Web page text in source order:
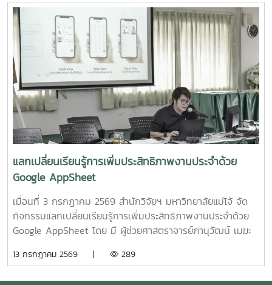
คลินิกของผลิตภัณฑ์มูลค่าเพิ่มจากส่วนเหลือใช้การแปรรูปปลา
ลูกผสมบึกสยามแม่โจ้" โดย รองศาสตราจารย์ ดร.ดวงพร อมร
เลิศพิศาล หัวหน้าโครงการ4.โครงการ "การขยายสเกลการผลิต
สารเสริมโปรตีนปลาไฮโดรไลเสตสำหรับเป็นสารเสริมกระตุ้นการ
กินในสัตว์เลี้ยง ระดับกึ่งอุตสาหกรรม" โดย รองศาสตราจารย์
ดร.ดวงพร อมรเลิศพิศาล หัวหน้าโครงการ5.โครงการ "การ
ทดสอบทางคลินิกของผลิตภัณฑ์โพรไบโอติกต่อภาวะซึมเศร้า
หลังคลอดและสุขภาพลำไส้ในมารดาหลังคลอด" โดย รอง
ศาสตราจารย์ ดร.ดวงพร อมรเลิศพิศาล หัวหน้า
โครงการ6.โครงการ "เทคโนโลยีการอุ่นน้ำในระบบเพาะฟักพันธุ์
ปลาด้วยระบบผลิตน้ำร้อนและไฟฟ้าพลังงานแสงอาทิตย์ร่วมกับ
ปั๊มความร้อนอัจฉริยะเพื่อเพิ่มศักยภาพการผลิตพันธุ์ปลาเชิง
พาณิชย์" โดย ผู้ช่วยศาสตราจารย์ ดร.สราวุธ พลวงษ์ศรี หัวหน้า
โครงการ
PGS?.... ซึ่งได้ลงมติให้จัดตั้งกลุ่มในนาม? #กลุ่มอินทนินแม่
โจ้PGS? โดยมีศูนย์เกษตรอินทรีย์ฯเป็นพี่เลี้ยงกลุ่ม? และในที่
ประชุมมีมติเป็นเอกฉันท์ให้ผศ.ดร.ทองเลียน? บัวจูม? เป็น
ประธานกลุ่ม?ฯ? และน.ส.สุนันทา? ศรีรัตนา? เป็นผู้ประสานงาน?
กลุ่มฯ
แลกเปลี่ยนเรียนรู้การเพิ่มประสิทธิภาพงานประจำด้วย
Google AppSheet
เมื่อนที่ 3 กรกฏาคม 2569 สำนักวิจัยฯ มหาวิทยาลัยแม่โจ้ จัด
กิจกรรมแลกเปลี่ยนเรียนรู้การเพิ่มประสิทธิภาพงานประจำด้วย
Google AppSheet โดย มี ผู้ช่วยศาสตราจารย์ภานุวัฒน์ เมฆะ
พร้อมทั้งเป็นวิทยากร และแลกเปลี่ยนเรียนรู้การจัดทำหนังสือ
13 กรกฎาคม 2569 | 289